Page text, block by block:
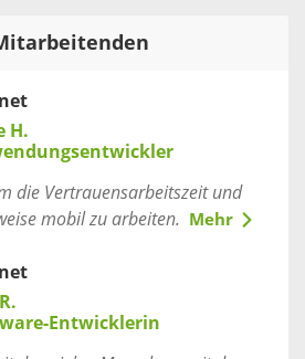
H.
die Vertrauensarbeitszeit und
mobil zu arbeiten. Mehr
Entwicklerin